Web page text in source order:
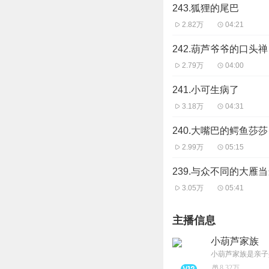
243.狐狸的尾巴
2.82万 04:21
242.葫芦爷爷的口头禅
2.79万 04:00
241.小可生病了
3.18万 04:31
240.大嘴巴的鳄鱼莎莎
2.99万 05:15
239.与众不同的大雁
3.05万 05:41
主播信息
小葫芦家族